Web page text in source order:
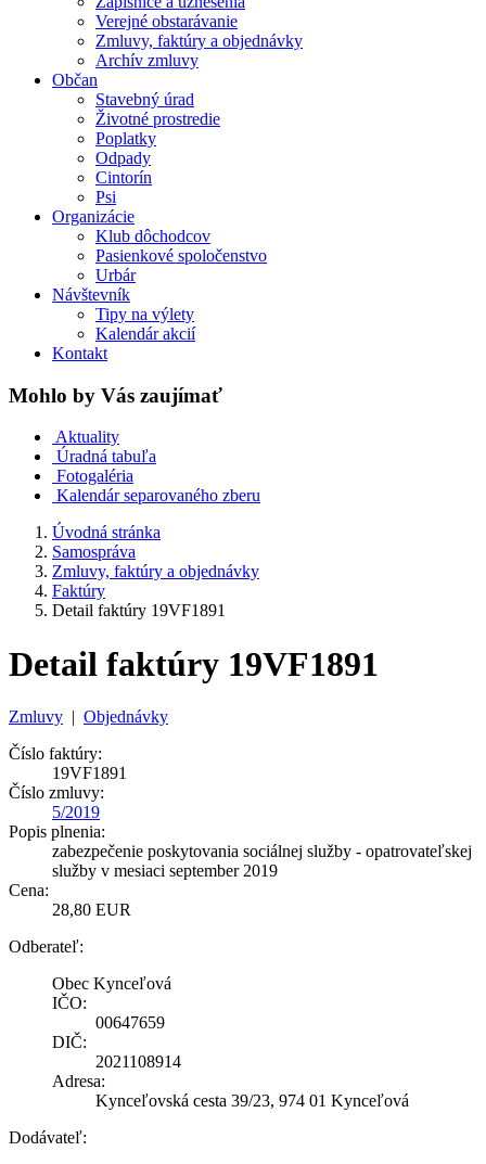
Verejné obstarávanie
Zmluvy, faktúry a objednávky
Archív zmluvy
Občan
Stavebný úrad
Životné prostredie
Poplatky
Odpady
Cintorín
Psi
Organizácie
Klub dôchodcov
Pasienkové spoločenstvo
Urbár
Návštevník
Tipy na výlety
Kalendár akcií
Kontakt
Mohlo by Vás zaujímať
Aktuality
Úradná tabuľa
Fotogaléria
Kalendár separovaného zberu
Úvodná stránka
Samospráva
Zmluvy, faktúry a objednávky
Faktúry
Detail faktúry 19VF1891
Detail faktúry 19VF1891
Zmluvy | Objednávky
Číslo faktúry:
19VF1891
Číslo zmluvy:
5/2019
Popis plnenia:
zabezpečenie poskytovania sociálnej služby - opatrovateľskej
služby v mesiaci september 2019
Cena:
28,80 EUR
Odberateľ:
Obec Kynceľová
IČO:
00647659
DIČ:
2021108914
Adresa:
Kynceľovská cesta 39/23, 974 01 Kynceľová
Dodávateľ: